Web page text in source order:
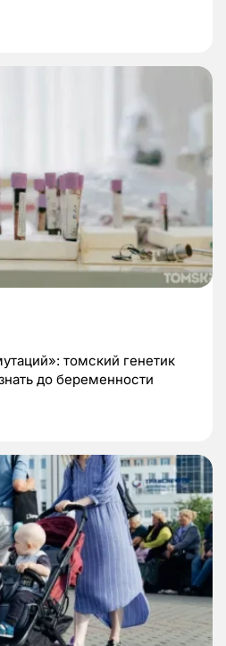
томский генетик
до беременности